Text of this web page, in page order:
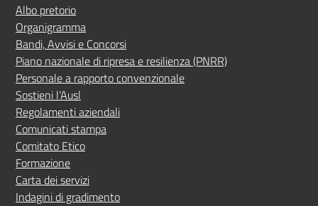
Albo pretorio
Organigramma
Bandi, Avvisi e Concorsi
Piano nazionale di ripresa e resilienza (PNRR)
Personale a rapporto convenzionale
Sostieni l’Ausl
Regolamenti aziendali
Comunicati stampa
Comitato Etico
Formazione
Carta dei servizi
Indagini di gradimento